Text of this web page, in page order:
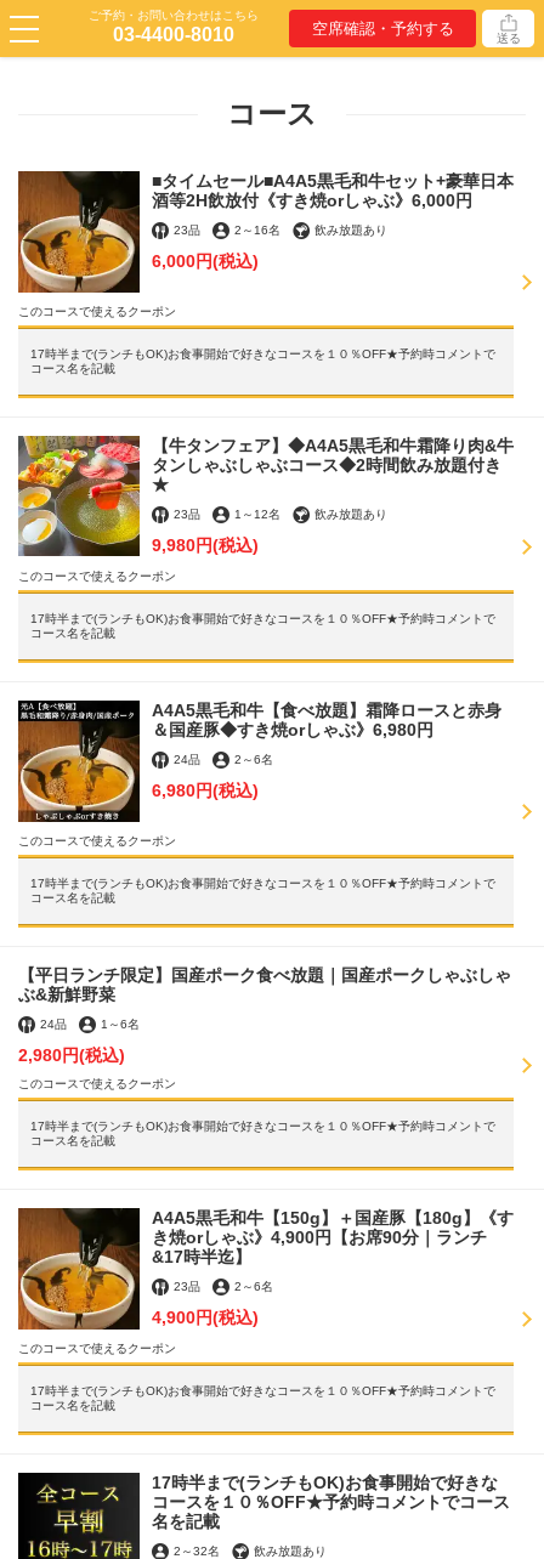
ご予約・お問い合わせはこちら
03-4400-8010 空席確認・予約する 送る
コース
■タイムセール■A4A5黒毛和牛セット+豪華日本
酒等2H飲放付《すき焼orしゃぶ》6,000円
23品 2 ～ 16名 飲み放題あり
6,000円(税込)
このコースで使えるクーポン
17時半まで(ランチもOK)お食事開始で好きなコースを１０％OFF★予約時コメントで
コース名を記載
【牛タンフェア】◆A4A5黒毛和牛霜降り肉&牛
タンしゃぶしゃぶコース◆2時間飲み放題付き
★
23品 1 ～ 12名 飲み放題あり
9,980円(税込)
このコースで使えるクーポン
17時半まで(ランチもOK)お食事開始で好きなコースを１０％OFF★予約時コメントで
コース名を記載
A4A5黒毛和牛【食べ放題】霜降ロースと赤身
＆国産豚◆すき焼orしゃぶ》6,980円
24品 2 ～6名
6,980円(税込)
このコースで使えるクーポン
17時半まで(ランチもOK)お食事開始で好きなコースを１０％OFF★予約時コメントで
コース名を記載
【平日ランチ限定】国産ポーク食べ放題｜国産ポークしゃぶしゃ
ぶ&新鮮野菜
24品 1 ～6名
2,980円(税込)
このコースで使えるクーポン
17時半まで(ランチもOK)お食事開始で好きなコースを１０％OFF★予約時コメントで
コース名を記載
A4A5黒毛和牛【150g】＋国産豚【180g】《す
き焼orしゃぶ》4,900円【お席90分｜ランチ
&17時半迄】
23品 2 ～6名
4,900円(税込)
このコースで使えるクーポン
17時半まで(ランチもOK)お食事開始で好きなコースを１０％OFF★予約時コメントで
コース名を記載
17時半まで(ランチもOK)お食事開始で好きな
コースを１０％OFF★予約時コメントでコース
名を記載
2 ～32名 飲み放題あり